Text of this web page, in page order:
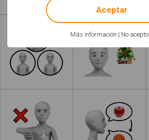
Leer más
Más información | No acepto
Aceptar